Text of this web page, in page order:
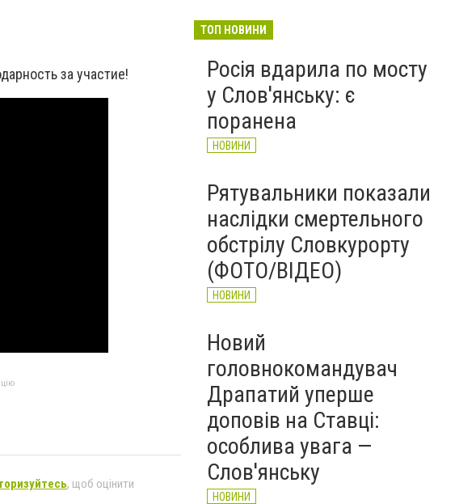
за участие!
, щоб оцінити
БПЛа влучив у
центрі міста (ФОТО)
НОВИНИ
Вчора
ТОП НОВИНИ
Росія вдарила по мосту
у Слов'янську: є
поранена
НОВИНИ
Рятувальники показали
наслідки смертельного
обстрілу Словкурорту
(ФОТО/ВІДЕО)
НОВИНИ
Новий
головнокомандувач
Драпатий уперше
доповів на Ставці:
особлива увага —
Слов'янську
НОВИНИ